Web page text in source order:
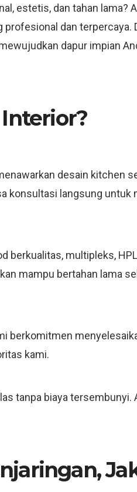
estetis, dan tahan lama?
profesional dan terpercaya.
dapur impian
desain kitchen
konsultasi langsung untuk
berkualitas, multipleks,
mampu bertahan lama
berkomitmen
kami.
tanpa biaya tersembunyi.